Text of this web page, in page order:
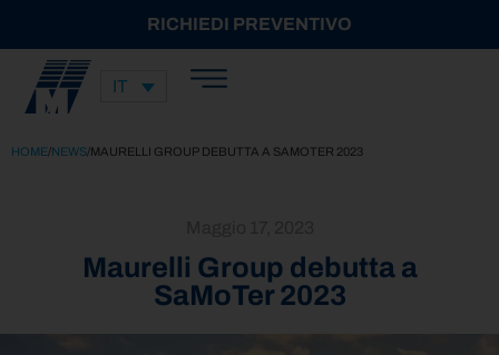
RICHIEDI PREVENTIVO
IT
HOME/NEWS/MAURELLI GROUP DEBUTTA A SAMOTER 2023
Maurelli Group debutta a
SaMoTer 2023